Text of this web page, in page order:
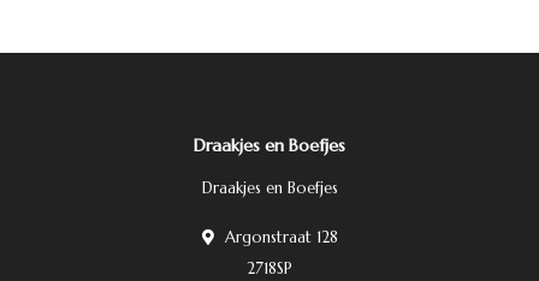
Draakjes en Boefjes
Draakjes en Boefjes
Argonstraat 128
2718SP